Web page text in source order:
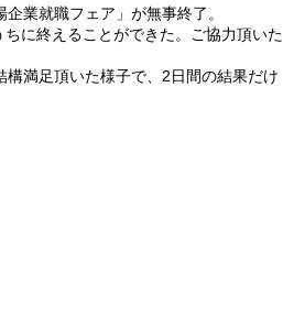
業就職フェア」が無事終了。
に終えることができた。ご協力頂いた
満足頂いた様子で、2日間の結果だけ